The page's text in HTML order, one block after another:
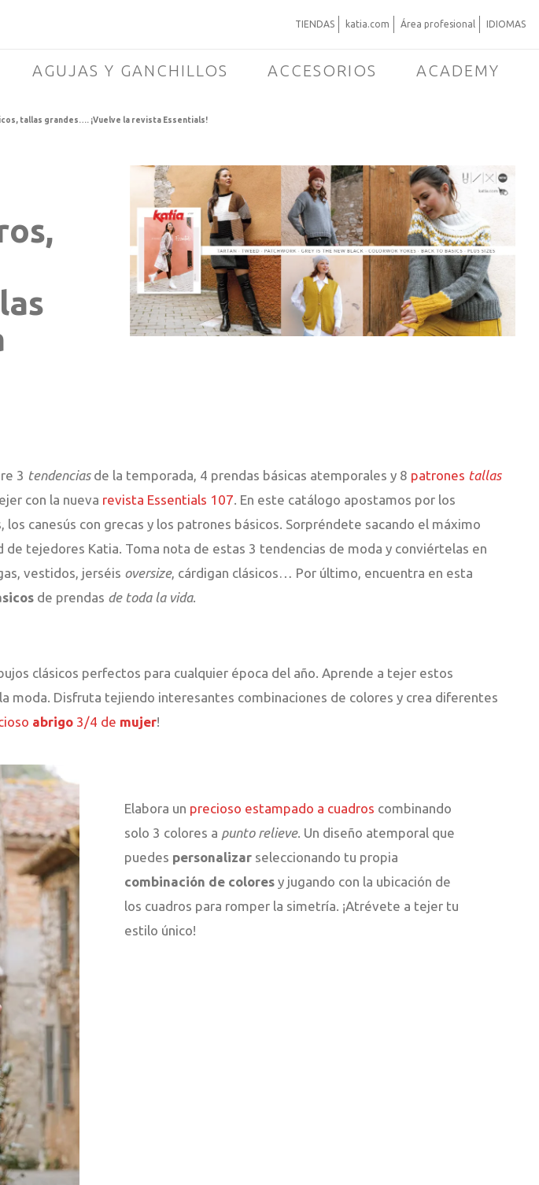
TIENDAS katia.com Área profesional IDIOMAS
AGUJAS Y GANCHILLOS ACCESORIOS ACADEMY
tallas grandes…. ¡Vuelve la revista Essentials!
3 tendenciasde la temporada, 4 prendas básicas atemporales y 8 patrones tallas
con la nueva revista Essentials 107. En este catálogo apostamos por los
los canesús con grecas y los patrones básicos. Sorpréndete sacando el máximo
de tejedores Katia. Toma nota de estas 3 tendencias de moda y conviértelas en
vestidos, jerséis oversize, cárdigan clásicos… Por último, encuentra en esta
de prendas de toda la vida.
clásicos perfectos para cualquier época del año. Aprende a tejer estos
moda. Disfruta tejiendo interesantes combinaciones de colores y crea diferentes
abrigo 3/4 de mujer!
Elabora un precioso estampado a cuadros combinando
solo 3 colores a punto relieve. Un diseño atemporal que
puedes personalizar seleccionando tu propia
combinación de colores y jugando con la ubicación de
los cuadros para romper la simetría. ¡Atrévete a tejer tu
estilo único!